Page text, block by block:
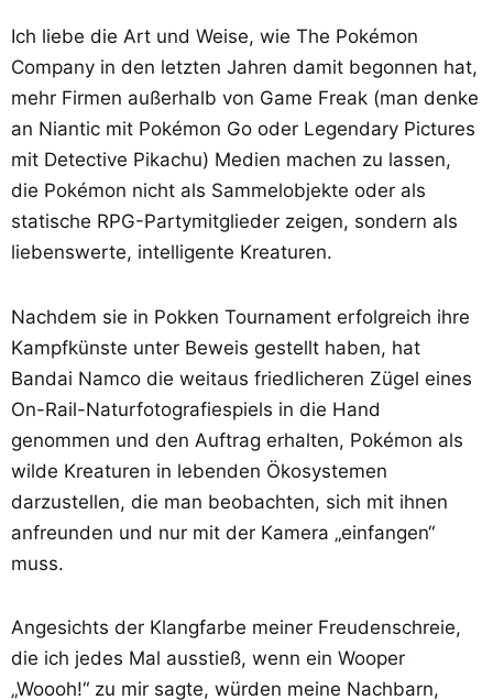
Ich liebe die Art und Weise, wie The Pokémon
Company in den letzten Jahren damit begonnen hat,
mehr Firmen außerhalb von Game Freak (man denke
an Niantic mit Pokémon Go oder Legendary Pictures
mit Detective Pikachu) Medien machen zu lassen,
die Pokémon nicht als Sammelobjekte oder als
statische RPG-Partymitglieder zeigen, sondern als
liebenswerte, intelligente Kreaturen.
Nachdem sie in Pokken Tournament erfolgreich ihre
Kampfkünste unter Beweis gestellt haben, hat
Bandai Namco die weitaus friedlicheren Zügel eines
On-Rail-Naturfotografiespiels in die Hand
genommen und den Auftrag erhalten, Pokémon als
wilde Kreaturen in lebenden Ökosystemen
darzustellen, die man beobachten, sich mit ihnen
anfreunden und nur mit der Kamera „einfangen“
muss.
Angesichts der Klangfarbe meiner Freudenschreie,
die ich jedes Mal ausstieß, wenn ein Wooper
„Woooh!“ zu mir sagte, würden meine Nachbarn,